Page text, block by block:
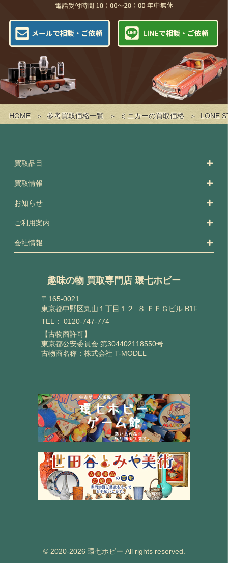
HOME 参考買取価格一覧 ミニカーの買取価格 LONE
買取品目
買取情報
お知らせ
ご利用案内
会社情報
趣味の物 買取専門店 環七ホビー
〒165-0021
東京都中野区丸山１丁目１２−８ ＥＦＧビル B1F
TEL： 0120-747-774
【古物商許可】
東京都公安委員会 第304402118550号
古物商名称：株式会社 T-MODEL
© 2020-2026 環七ホビー All rights reserved.